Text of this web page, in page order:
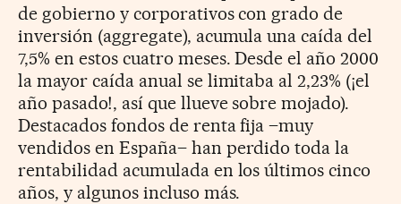
de gobierno y corporativos con grado de
inversión (aggregate), acumula una caída del
7,5% en estos cuatro meses. Desde el año 2000
la mayor caída anual se limitaba al 2,23% (¡el
año pasado!, así que llueve sobre mojado).
Destacados fondos de renta fija –muy
vendidos en España– han perdido toda la
rentabilidad acumulada en los últimos cinco
años, y algunos incluso más.